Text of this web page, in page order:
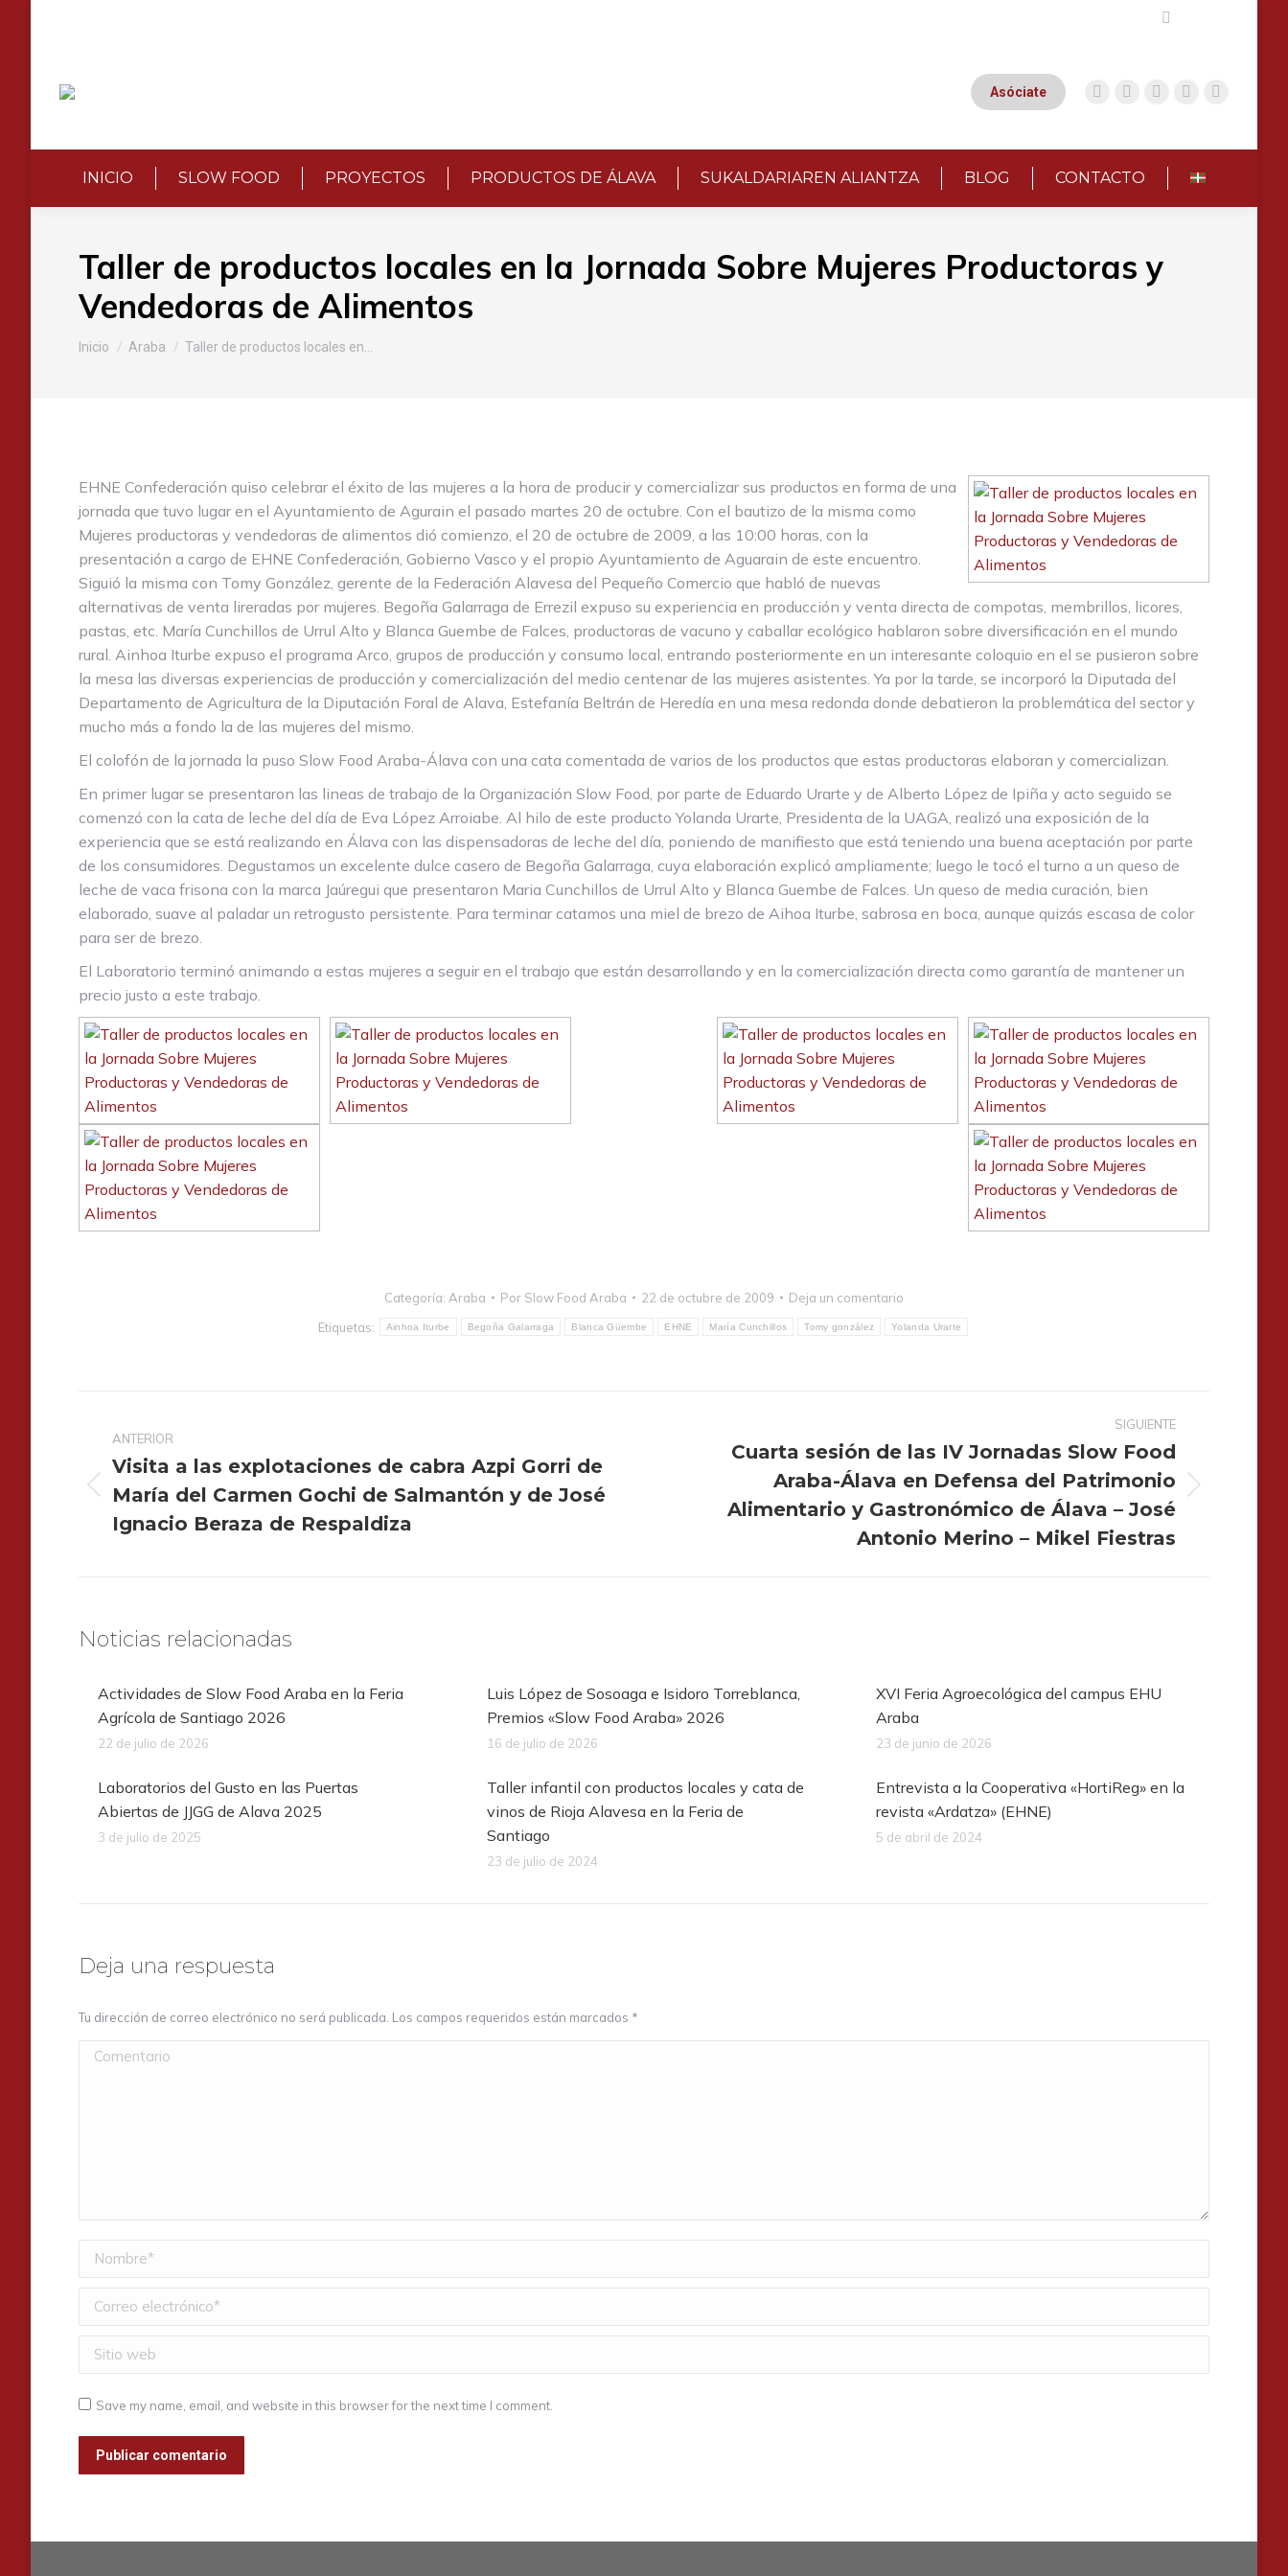
Buscar:
Asóciate
INICIO SLOW FOOD PROYECTOS PRODUCTOS DE ÁLAVA SUKALDARIAREN ALIANTZA BLOG CONTACTO
Taller de productos locales en la Jornada Sobre Mujeres Productoras y
Vendedoras de Alimentos
Estás aquí:
Inicio Araba Taller de productos locales en…
EHNE Confederación quiso celebrar el éxito de las mujeres a la hora de producir y comercializar sus productos en forma de una
jornada que tuvo lugar en el Ayuntamiento de Agurain el pasado martes 20 de octubre. Con el bautizo de la misma como
Mujeres productoras y vendedoras de alimentos dió comienzo, el 20 de octubre de 2009, a las 10:00 horas, con la
presentación a cargo de EHNE Confederación, Gobierno Vasco y el propio Ayuntamiento de Aguarain de este encuentro.
Siguió la misma con Tomy González, gerente de la Federación Alavesa del Pequeño Comercio que habló de nuevas
alternativas de venta lireradas por mujeres. Begoña Galarraga de Errezil expuso su experiencia en producción y venta directa de compotas, membrillos, licores,
pastas, etc. María Cunchillos de Urrul Alto y Blanca Guembe de Falces, productoras de vacuno y caballar ecológico hablaron sobre diversificación en el mundo
rural. Ainhoa Iturbe expuso el programa Arco, grupos de producción y consumo local, entrando posteriormente en un interesante coloquio en el se pusieron sobre
la mesa las diversas experiencias de producción y comercialización del medio centenar de las mujeres asistentes. Ya por la tarde, se incorporó la Diputada del
Departamento de Agricultura de la Diputación Foral de Alava, Estefanía Beltrán de Heredía en una mesa redonda donde debatieron la problemática del sector y
mucho más a fondo la de las mujeres del mismo.
El colofón de la jornada la puso Slow Food Araba-Álava con una cata comentada de varios de los productos que estas productoras elaboran y comercializan.
En primer lugar se presentaron las lineas de trabajo de la Organización Slow Food, por parte de Eduardo Urarte y de Alberto López de Ipiña y acto seguido se
comenzó con la cata de leche del día de Eva López Arroiabe. Al hilo de este producto Yolanda Urarte, Presidenta de la UAGA, realizó una exposición de la
experiencia que se está realizando en Álava con las dispensadoras de leche del día, poniendo de manifiesto que está teniendo una buena aceptación por parte
de los consumidores. Degustamos un excelente dulce casero de Begoña Galarraga, cuya elaboración explicó ampliamente; luego le tocó el turno a un queso de
leche de vaca frisona con la marca Jaúregui que presentaron Maria Cunchillos de Urrul Alto y Blanca Guembe de Falces. Un queso de media curación, bien
elaborado, suave al paladar un retrogusto persistente. Para terminar catamos una miel de brezo de Aihoa Iturbe, sabrosa en boca, aunque quizás escasa de color
para ser de brezo.
El Laboratorio terminó animando a estas mujeres a seguir en el trabajo que están desarrollando y en la comercialización directa como garantía de mantener un
precio justo a este trabajo.
Categoría: Araba Por Slow Food Araba 22 de octubre de 2009
Deja un comentario
Etiquetas:
Ainhoa Iturbe Begoña Galarraga Blanca Güembe EHNE María Cunchillos Tomy gonzález Yolanda Urarte
entre
publicaciones
ANTERIOR
Publicación
anterior:
Visita a las explotaciones de cabra Azpi Gorri de
María del Carmen Gochi de Salmantón y de José
Ignacio Beraza de Respaldiza
SIGUIENTE
siguiente:
Cuarta sesión de las IV Jornadas Slow Food
Araba-Álava en Defensa del Patrimonio
Alimentario y Gastronómico de Álava – José
Antonio Merino – Mikel Fiestras
Noticias relacionadas
Actividades de Slow Food Araba en la Feria
Agrícola de Santiago 2026
22 de julio de 2026
Luis López de Sosoaga e Isidoro Torreblanca,
Premios «Slow Food Araba» 2026
16 de julio de 2026
XVI Feria Agroecológica del campus EHU
Araba
23 de junio de 2026
Laboratorios del Gusto en las Puertas
Abiertas de JJGG de Alava 2025
3 de julio de 2025
Taller infantil con productos locales y cata de
vinos de Rioja Alavesa en la Feria de
Santiago
23 de julio de 2024
Entrevista a la Cooperativa «HortiReg» en la
revista «Ardatza» (EHNE)
5 de abril de 2024
Deja una respuesta
Tu dirección de correo electrónico no será publicada. Los campos requeridos están marcados *
Comentario
Nombre *
Correo electrónico *
Sitio web
Save my name, email, and website in this browser for the next time I comment.
Publicar comentario